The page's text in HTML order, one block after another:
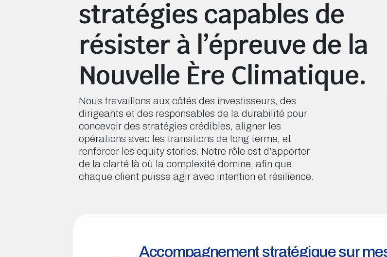
stratégies capables de
résister à l’épreuve de la
Nouvelle Ère Climatique.
Nous travaillons aux côtés des investisseurs, des
dirigeants et des responsables de la durabilité pour
concevoir des stratégies crédibles, aligner les
opérations avec les transitions de long terme, et
renforcer les equity stories. Notre rôle est d’apporter
de la clarté là où la complexité domine, afin que
chaque client puisse agir avec intention et résilience.
Accompagnement stratégique sur